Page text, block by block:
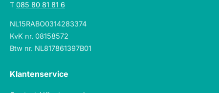
T 085 80 81 81 6
NL15RABO0314283374
KvK nr. 08158572
Btw nr. NL817861397B01
Klantenservice